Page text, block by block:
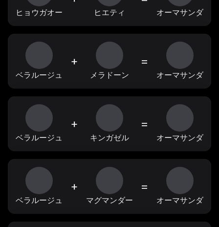
ヒョウガオー ヒエティ オーマサンダ
ベラルージュ
+
メラドーン
=
オーマサンダ
ベラルージュ
+
キンガゼル
=
オーマサンダ
ベラルージュ
+
マグマンダー
=
オーマサンダ